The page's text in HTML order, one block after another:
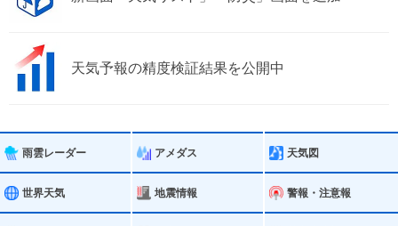
天気予報の精度検証結果を公開中
雨雲レーダー アメダス 天気図
世界天気 地震情報 警報・注意報